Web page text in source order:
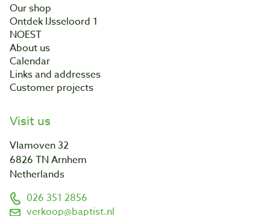
Our shop
Ontdek IJsseloord 1
NOEST
About us
Calendar
Links and addresses
Customer projects
Visit us
Vlamoven 32
6826 TN Arnhem
Netherlands
026 351 2856
verkoop@baptist.nl